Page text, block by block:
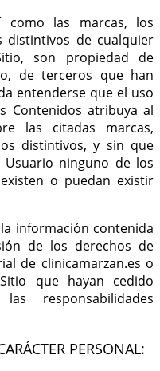
como las marcas, los
distintivos de cualquier
son propiedad de
de terceros que han
entenderse que el uso
Contenidos atribuya al
las citadas marcas,
distintivos, y sin que
Usuario ninguno de los
o puedan existir
información contenida
de los derechos de
de clinicamarzan.es o
que hayan cedido
responsabilidades
PERSONAL: